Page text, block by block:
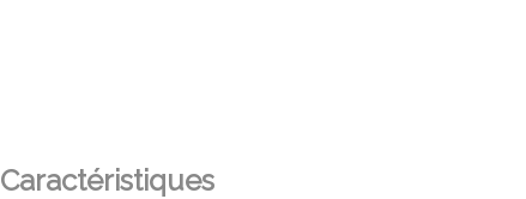
Caractéristiques